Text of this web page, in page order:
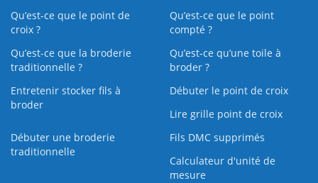
Qu’est-ce que le point de
croix ?
Qu’est-ce que le point
compté ?
Qu’est-ce que la broderie
traditionnelle ?
Qu’est‑ce qu’une toile à
broder ?
Entretenir stocker fils à
broder
Débuter le point de croix
Lire grille point de croix
Débuter une broderie
traditionnelle
Fils DMC supprimés
Calculateur d'unité de
mesure